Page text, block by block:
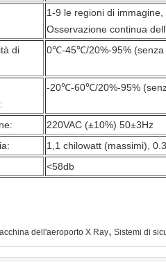
1-9 le regioni di
Osservazione continua
di
0℃-45℃/20%-95% (senza
-20℃-60℃/20%-95%
220VAC (±10%) 50±3Hz
1,1 chilowatt (massimi),
<58db
dell'aeroporto X Ray, Sistemi di